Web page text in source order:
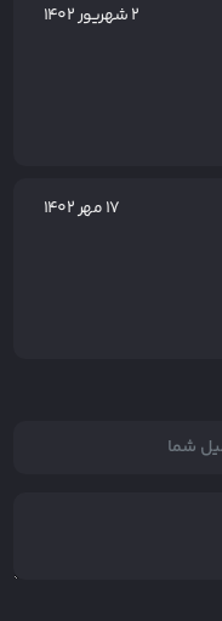
۲ شهریور ۱۴۰۲
۱۷ مهر ۱۴۰۲